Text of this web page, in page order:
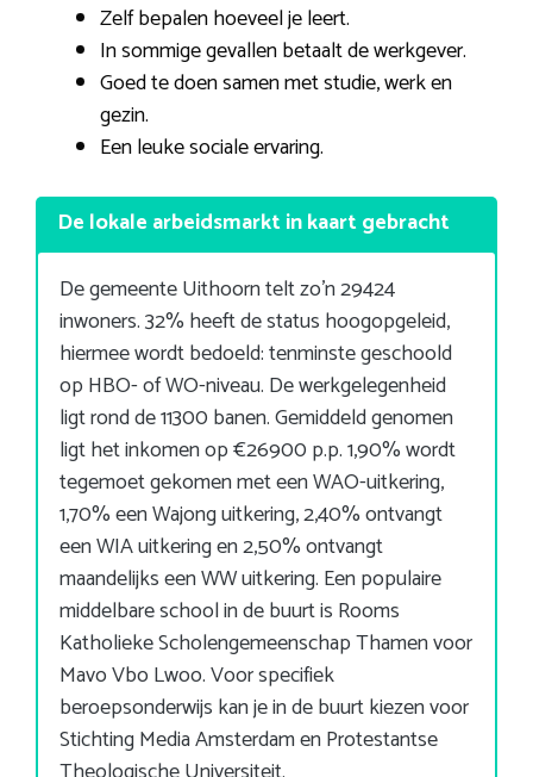
Zelf bepalen hoeveel je leert.
In sommige gevallen betaalt de werkgever.
Goed te doen samen met studie, werk en
gezin.
Een leuke sociale ervaring.
De lokale arbeidsmarkt in kaart gebracht
De gemeente Uithoorn telt zo’n 29424
inwoners. 32% heeft de status hoogopgeleid,
hiermee wordt bedoeld: tenminste geschoold
op HBO- of WO-niveau. De werkgelegenheid
ligt rond de 11300 banen. Gemiddeld genomen
ligt het inkomen op €26900 p.p. 1,90% wordt
tegemoet gekomen met een WAO-uitkering,
1,70% een Wajong uitkering, 2,40% ontvangt
een WIA uitkering en 2,50% ontvangt
maandelijks een WW uitkering. Een populaire
middelbare school in de buurt is Rooms
Katholieke Scholengemeenschap Thamen voor
Mavo Vbo Lwoo. Voor specifiek
beroepsonderwijs kan je in de buurt kiezen voor
Stichting Media Amsterdam en Protestantse